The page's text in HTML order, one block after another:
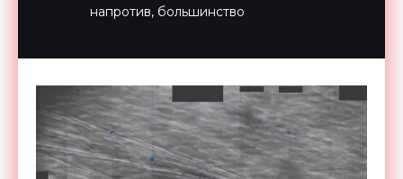
напротив, большинство